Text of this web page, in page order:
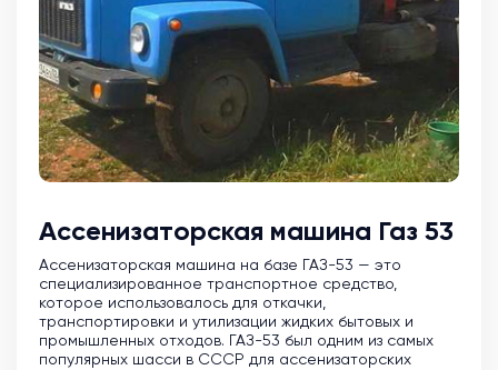
Ассенизаторская машина Газ 53
Ассенизаторская машина на базе ГАЗ-53 — это
специализированное транспортное средство,
которое использовалось для откачки,
транспортировки и утилизации жидких бытовых и
промышленных отходов. ГАЗ-53 был одним из самых
популярных шасси в СССР для ассенизаторских